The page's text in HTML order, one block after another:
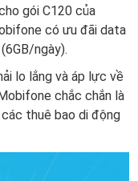
gói C120 của
có ưu đãi data
ngày).
lo lắng và áp lực về
chắc chắn là
thuê bao di động